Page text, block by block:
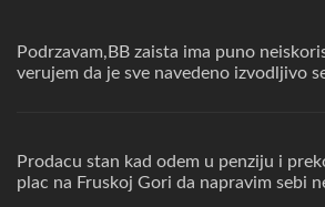
Podrzavam,BB zaista ima puno
verujem da je sve navedeno izvodljivo
Prodacu stan kad odem u penziju i
plac na Fruskoj Gori da napravim sebi